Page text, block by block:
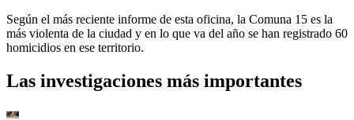
Según el más reciente informe de esta oficina, la Comuna 15 es la
más violenta de la ciudad y en lo que va del año se han registrado 60
homicidios en ese territorio.
Las investigaciones más importantes